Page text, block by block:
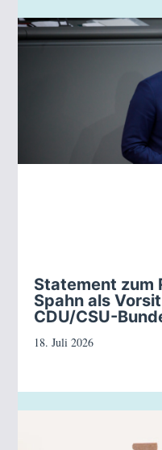
Statement zum
Spahn als
CDU/CSU-
18. Juli 2026